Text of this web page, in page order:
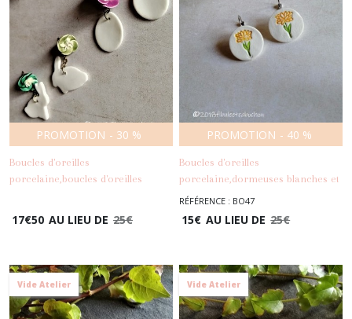
PROMOTION - 30 %
Boucles d'oreilles
porcelaine,boucles d'oreilles
17€50 AU LIEU DE 25€
PROMOTION - 40 %
Boucles d'oreilles
porcelaine,dormeuses blanches et
oranges,boucles fleurs,boucles
-Boucles D'oreilles
RÉFÉRENCE : BO47
15€ AU LIEU DE 25€
Vide Atelier Vide Atelier